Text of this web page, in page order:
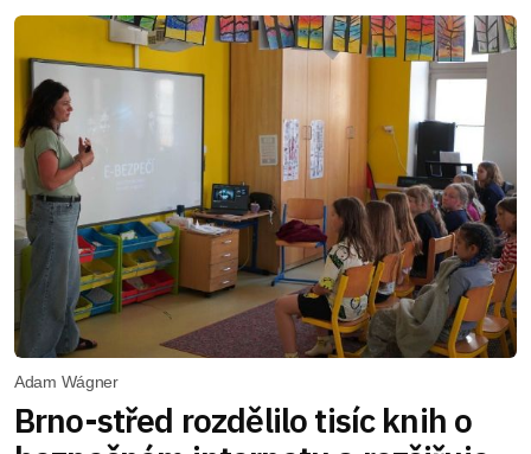
Adam Wágner
Brno-střed rozdělilo tisíc knih o